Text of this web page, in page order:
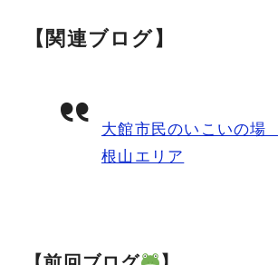
【関連ブログ】
大館市民のいこいの
根山エリア